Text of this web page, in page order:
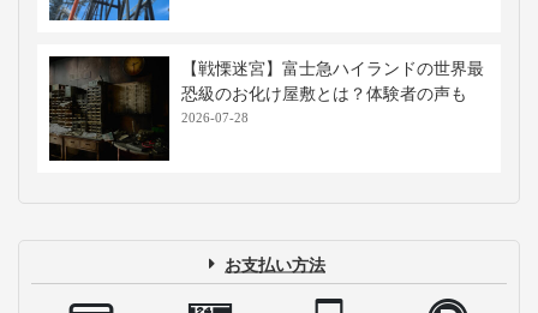
【戦慄迷宮】富士急ハイランドの世界最
恐級のお化け屋敷とは？体験者の声も
2026-07-28
お支払い方法